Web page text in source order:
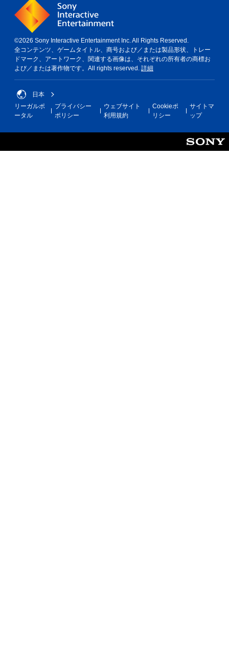
©2026 Sony Interactive Entertainment Inc. All Rights Reserved.
全コンテンツ、ゲームタイトル、商号および／または製品形状、トレー
ドマーク、アートワーク、関連する画像は、それぞれの所有者の商標お
よび／または著作物です。All rights reserved. 詳細
日本
リーガルポ
ータル
プライバシー
ポリシー
ウェブサイト
利用規約
Cookieポ
リシー
サイトマ
ップ